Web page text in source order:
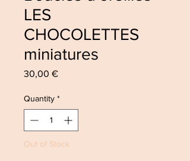
LES
CHOCOLETTES
miniatures
30,00 €Price
Quantity *
Out of Stock